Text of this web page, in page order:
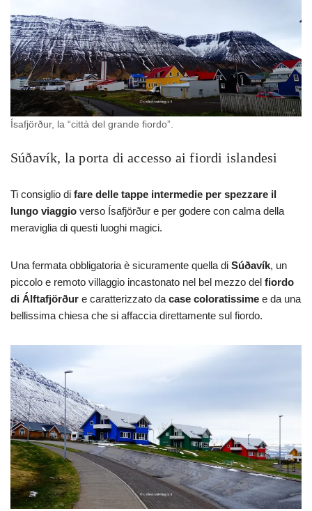
Ísafjörður, la “città del grande fiordo”.
Súðavík, la porta di accesso ai fiordi islandesi
Ti consiglio di fare delle tappe intermedie per spezzare il
lungo viaggio verso Ísafjörður e per godere con calma della
meraviglia di questi luoghi magici.
Una fermata obbligatoria è sicuramente quella di Súðavík, un
piccolo e remoto villaggio incastonato nel bel mezzo del fiordo
di Álftafjörður e caratterizzato da case coloratissime e da una
bellissima chiesa che si affaccia direttamente sul fiordo.